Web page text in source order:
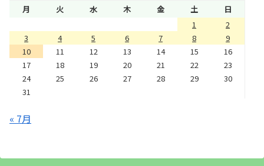
月 火 水 木 金 土
日
1
2
3
4 5 6 7 8
9
10
11 12 13 14 15
16
17
18 19 20 21 22
23
24
25 26 27 28 29
30
31
« 7月